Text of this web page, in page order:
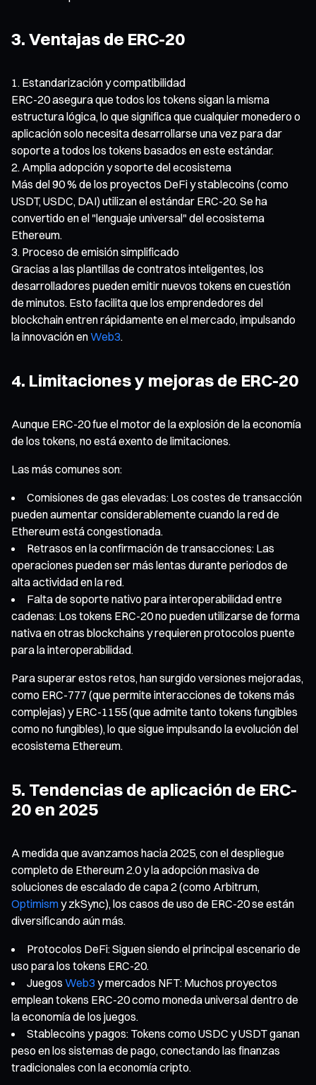
3. Ventajas de ERC-20
Estandarización y compatibilidad
ERC-20 asegura que todos los tokens sigan la misma
estructura lógica, lo que significa que cualquier monedero o
aplicación solo necesita desarrollarse una vez para dar
soporte a todos los tokens basados en este estándar.
Amplia adopción y soporte del ecosistema
Más del 90 % de los proyectos DeFi y stablecoins (como
USDT, USDC, DAI) utilizan el estándar ERC-20. Se ha
convertido en el "lenguaje universal" del ecosistema
Ethereum.
Proceso de emisión simplificado
Gracias a las plantillas de contratos inteligentes, los
desarrolladores pueden emitir nuevos tokens en cuestión
de minutos. Esto facilita que los emprendedores del
blockchain entren rápidamente en el mercado, impulsando
la innovación enWeb3.
4. Limitaciones y mejoras de ERC-20
Aunque ERC-20 fue el motor de la explosión de la economía
de los tokens, no está exento de limitaciones.
Las más comunes son:
Comisiones de gas elevadas: Los costes de transacción
pueden aumentar considerablemente cuando la red de
Ethereum está congestionada.
Retrasos en la confirmación de transacciones: Las
operaciones pueden ser más lentas durante periodos de
alta actividad en la red.
Falta de soporte nativo para interoperabilidad entre
cadenas: Los tokens ERC-20 no pueden utilizarse de forma
nativa en otras blockchains y requieren protocolos puente
para la interoperabilidad.
Para superar estos retos, han surgido versiones mejoradas,
como ERC-777 (que permite interacciones de tokens más
complejas) y ERC-1155 (que admite tanto tokens fungibles
como no fungibles), lo que sigue impulsando la evolución del
ecosistema Ethereum.
5. Tendencias de aplicación de ERC-
20 en 2025
A medida que avanzamos hacia 2025, con el despliegue
completo de Ethereum 2.0 y la adopción masiva de
soluciones de escalado de capa 2 (como Arbitrum,
Optimismy zkSync), los casos de uso de ERC-20 se están
diversificando aún más.
Protocolos DeFi: Siguen siendo el principal escenario de
uso para los tokens ERC-20.
Juegos Web3 y mercados NFT: Muchos proyectos
emplean tokens ERC-20 como moneda universal dentro de
la economía de los juegos.
Stablecoins y pagos: Tokens como USDC y USDT ganan
peso en los sistemas de pago, conectando las finanzas
tradicionales con la economía cripto.